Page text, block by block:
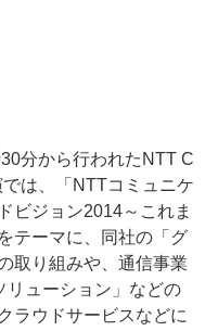
分から行われたNTT C
は、「NTTコミュニケ
ビジョン2014～これま
テーマに、同社の「グ
取り組みや、通信事業
リューション」などの
ラウドサービスなどに